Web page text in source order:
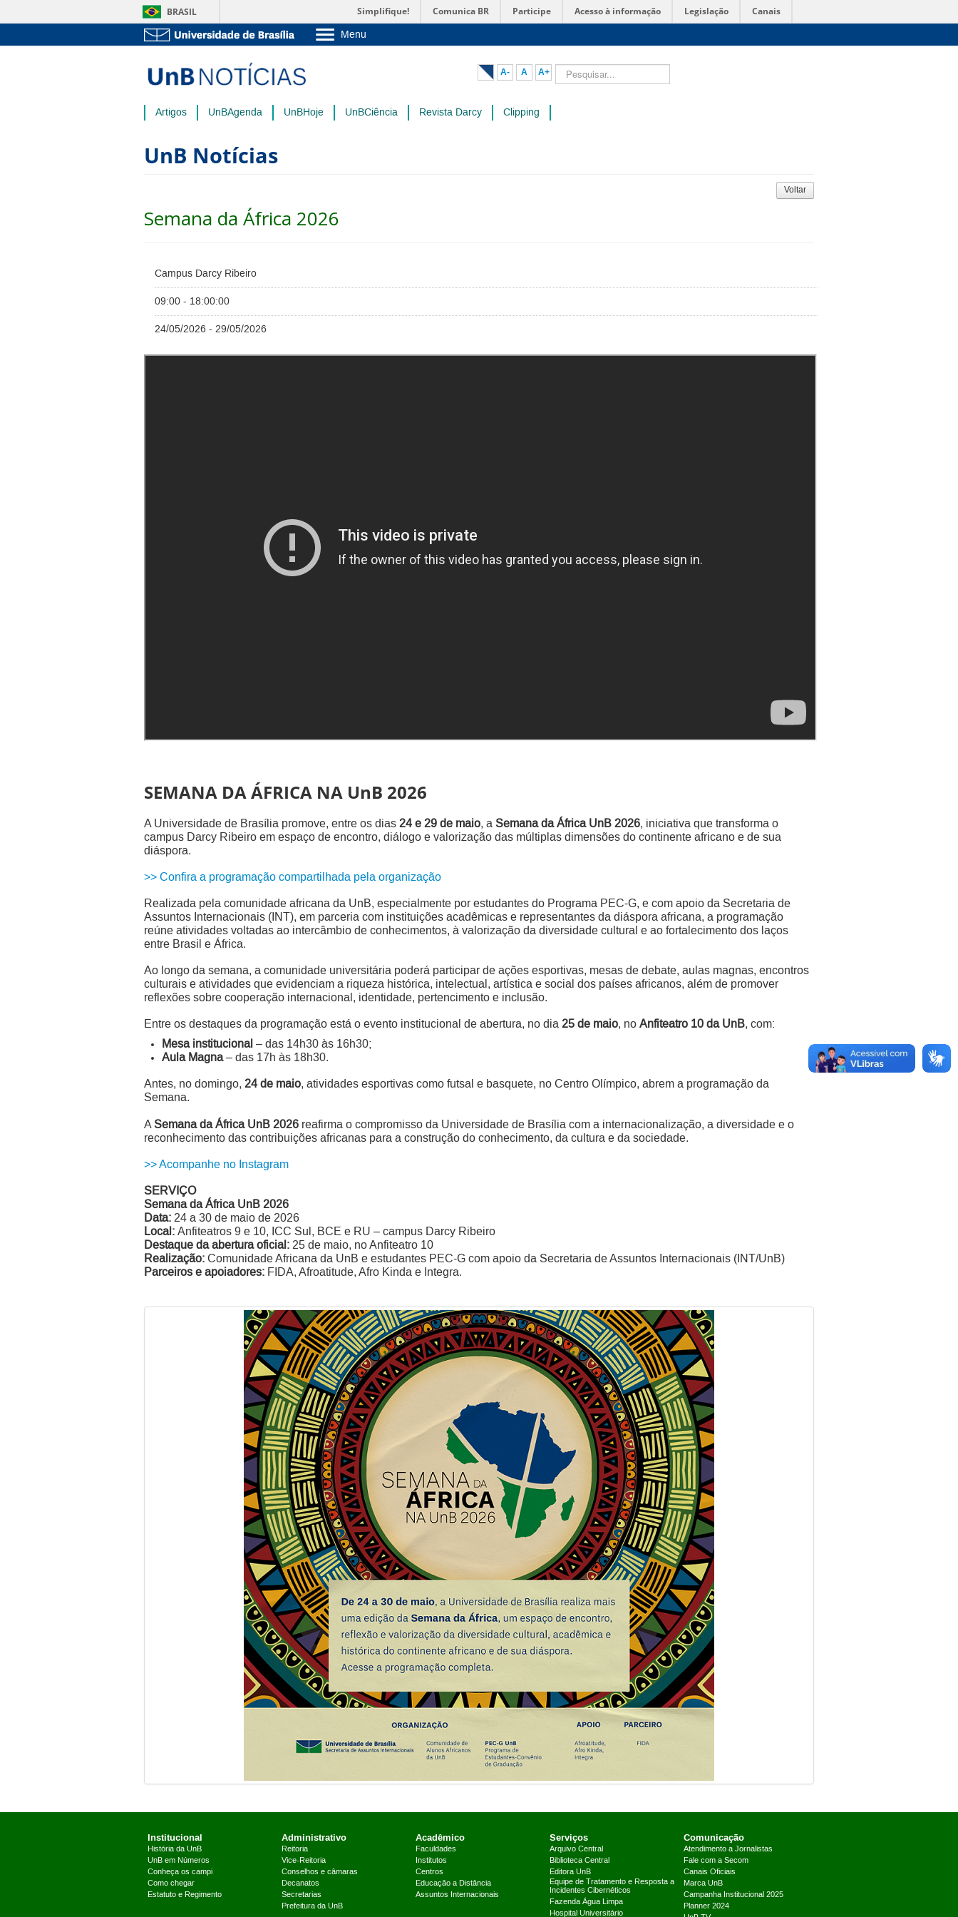
BRASIL Simplifique! Comunica BR Participe Acesso à informação Legislação Canais
Menu
Pós-Graduação
Administração
A- A A+ Pesquisar...
Artigos UnBAgenda UnBHoje UnBCiência Revista Darcy Clipping
UnB Notícias
Voltar
Semana da África 2026
Campus Darcy Ribeiro
09:00 - 18:00:00
24/05/2026 - 29/05/2026
SEMANA DA ÁFRICA NA UnB 2026
A Universidade de Brasília promove, entre os dias 24 e 29 de maio, a Semana da África UnB 2026, iniciativa que transforma o
campus Darcy Ribeiro em espaço de encontro, diálogo e valorização das múltiplas dimensões do continente africano e de sua
diáspora.
>> Confira a programação compartilhada pela organização
Realizada pela comunidade africana da UnB, especialmente por estudantes do Programa PEC-G, e com apoio da Secretaria de
Assuntos Internacionais (INT), em parceria com instituições acadêmicas e representantes da diáspora africana, a programação
reúne atividades voltadas ao intercâmbio de conhecimentos, à valorização da diversidade cultural e ao fortalecimento dos laços
entre Brasil e África.
Ao longo da semana, a comunidade universitária poderá participar de ações esportivas, mesas de debate, aulas magnas, encontros
culturais e atividades que evidenciam a riqueza histórica, intelectual, artística e social dos países africanos, além de promover
reflexões sobre cooperação internacional, identidade, pertencimento e inclusão.
Entre os destaques da programação está o evento institucional de abertura, no dia 25 de maio, no Anfiteatro 10 da UnB, com:
Mesa institucional – das 14h30 às 16h30;
Aula Magna– das 17h às 18h30.
Antes, no domingo, 24 de maio, atividades esportivas como futsal e basquete, no Centro Olímpico, abrem a programação da
Semana.
ASemana da África UnB 2026 reafirma o compromisso da Universidade de Brasília com a internacionalização, a diversidade e o
reconhecimento das contribuições africanas para a construção do conhecimento, da cultura e da sociedade.
>> Acompanhe no Instagram
SERVIÇO
Semana da África UnB 2026
Data: 24 a 30 de maio de 2026
Local: Anfiteatros 9 e 10, ICC Sul, BCE e RU – campus Darcy Ribeiro
Destaque da abertura oficial: 25 de maio, no Anfiteatro 10
Realização: Comunidade Africana da UnB e estudantes PEC-G com apoio da Secretaria de Assuntos Internacionais (INT/UnB)
Parceiros e apoiadores: FIDA, Afroatitude, Afro Kinda e Integra.
Institucional
História da UnB
UnB em Números
Conheça os campi
Como chegar
Estatuto e Regimento
Administrativo
Reitoria
Vice-Reitoria
Conselhos e câmaras
Decanatos
Secretarias
Prefeitura da UnB
Acadêmico
Faculdades
Institutos
Centros
Educação a Distância
Assuntos Internacionais
Serviços
Arquivo Central
Biblioteca Central
Editora UnB
Equipe de Tratamento e Resposta a
Incidentes Cibernéticos
Fazenda Água Limpa
Hospital Universitário
Comunicação
Atendimento a Jornalistas
Fale com a Secom
Canais Oficiais
Marca UnB
Campanha Institucional 2025
Planner 2024